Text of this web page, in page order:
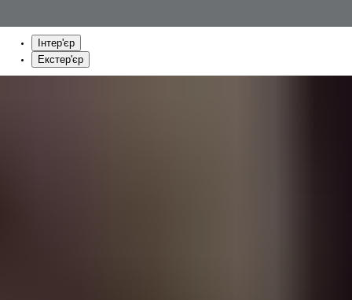
Інтер'єр